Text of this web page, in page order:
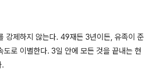
강제하지 않는다. 49재든 3년이든, 유족이 준
도로 이별한다. 3일 안에 모든 것을 끝내는 현
.